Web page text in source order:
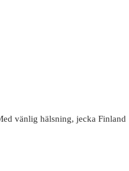
vänlig hälsning, jecka Finland